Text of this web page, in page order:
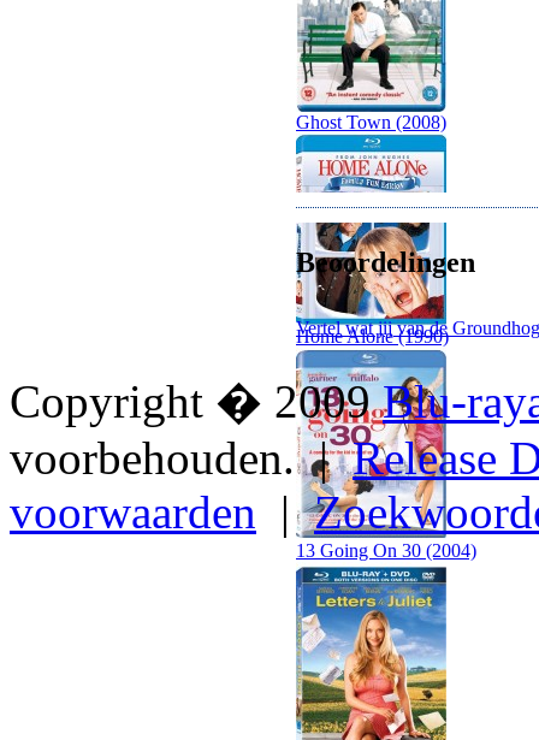
Ghost Town (2008)
Home Alone (1990)
13 Going On 30 (2004)
Beoordelingen
Vertel wat jij van de
Copyright � 2009Blu-
voorbehouden. |Release
voorwaarden |